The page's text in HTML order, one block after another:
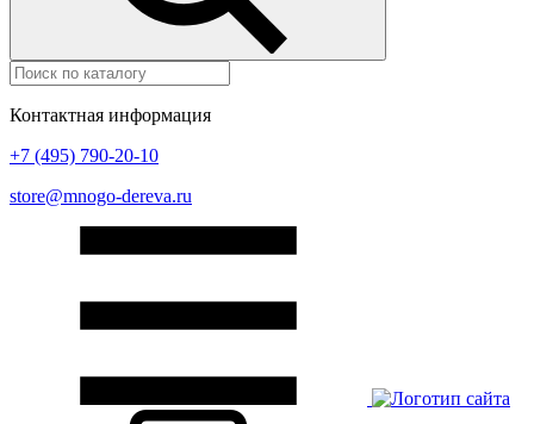
Контактная информация
+7 (495) 790-20-10
store@mnogo-dereva.ru